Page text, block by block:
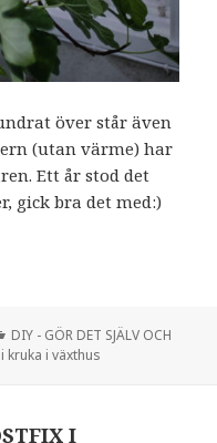
över står även
(utan värme) har
Ett år stod det
gick bra det med:)
Kategorier
DIY - GÖR DET SJÄLV OCH
kruka i växthus
I